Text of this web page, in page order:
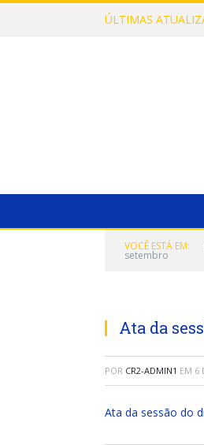
ÚLTIMAS
VOCÊ ESTÁ EM:
setembro
Ata da
POR CR2-ADMIN1 EM 6
Ata da sessão do